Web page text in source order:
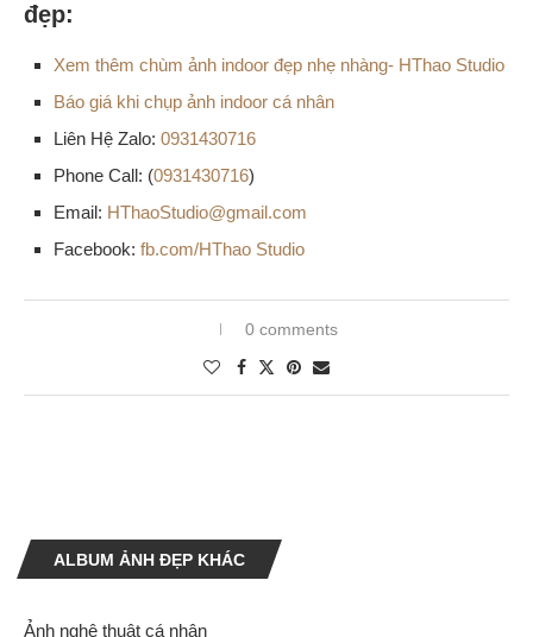
đẹp:
Xem thêm chùm ảnh indoor đẹp nhẹ nhàng- HThao Studio
Báo giá khi chụp ảnh indoor cá nhân
Liên Hệ Zalo: 0931430716
Phone Call: (0931430716)
Email: HThaoStudio@gmail.com
Facebook: fb.com/HThao Studio
0 comments
ALBUM ẢNH ĐẸP KHÁC
Ảnh nghệ thuật cá nhân